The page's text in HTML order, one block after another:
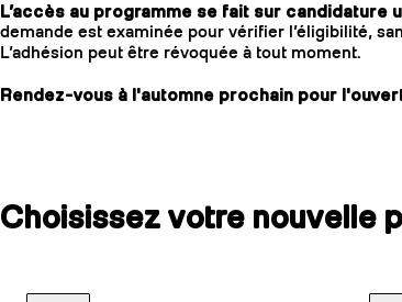
L’accès au programme se fait sur candidature
demande est examinée pour vérifier l’éligibilité,
L’adhésion peut être révoquée à tout moment.
Rendez-vous à l'automne prochain pour
Choisissez votre nouvelle